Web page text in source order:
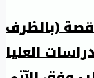
(بالظرف
العليا